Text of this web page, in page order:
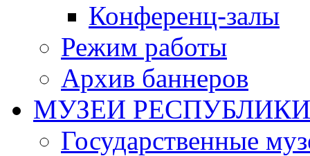
Конференц-залы
Режим работы
Архив баннеров
МУЗЕИ РЕСПУБЛИКИ
Государственные